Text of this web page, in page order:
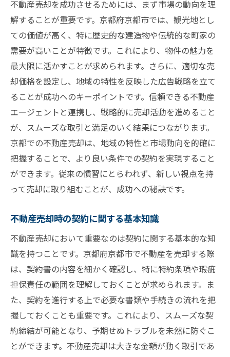
京都府京都市不動産売却での成功体験を導く知
識と戦略
成功事例から学ぶ不動産売却のポイント
戦略的な価格設定と売却タイミングの見極
め
購入希望者を惹きつける物件の魅力づくり
情報収集とマーケティング戦略の重要性
過去の成功体験に基づく売却アプローチ
競争の激しい市場で勝ち抜くための知恵
不動産売却を成功させるためには、まず市場の動向を理
解することが重要です。京都府京都市では、観光地とし
ての価値が高く、特に歴史的な建造物や伝統的な町家の
需要が高いことが特徴です。これにより、物件の魅力を
最大限に活かすことが求められます。さらに、適切な売
却価格を設定し、地域の特性を反映した広告戦略を立て
ることが成功へのキーポイントです。信頼できる不動産
エージェントと連携し、戦略的に売却活動を進めること
が、スムーズな取引と満足のいく結果につながります。
京都での不動産売却は、地域の特性と市場動向を的確に
把握することで、より良い条件での契約を実現すること
ができます。従来の慣習にとらわれず、新しい視点を持
って売却に取り組むことが、成功への秘訣です。
不動産売却時の契約に関する基本知識
不動産売却において重要なのは契約に関する基本的な知
識を持つことです。京都府京都市で不動産を売却する際
は、契約書の内容を細かく確認し、特に特約条項や瑕疵
担保責任の範囲を理解しておくことが求められます。ま
た、契約を進行する上で必要な書類や手続きの流れを把
握しておくことも重要です。これにより、スムーズな契
約締結が可能となり、予期せぬトラブルを未然に防ぐこ
とができます。不動産売却は大きな金額が動く取引であ